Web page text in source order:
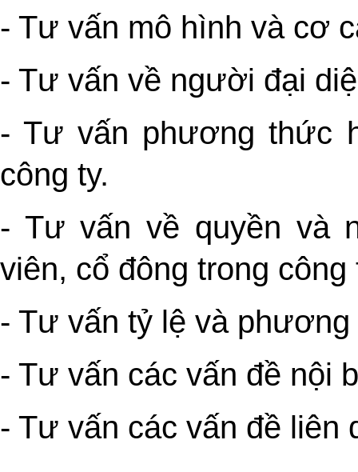
- Tư vấn mô hình và cơ
- Tư vấn về người đại
- Tư vấn phương thức
công ty.
- Tư vấn về quyền và
viên, cổ đông trong công
- Tư vấn tỷ lệ và
- Tư vấn các vấn đề nội
- Tư vấn các vấn đề liên